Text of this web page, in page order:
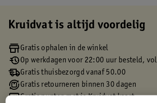
Kruidvat is altijd voordelig
Gratis ophalen in de winkel
Op werkdagen voor 22:00 uur besteld,
Gratis thuisbezorgd vanaf 50.00
Gratis retourneren binnen 30 dagen
Gratis punten met je Kruidvat kaart